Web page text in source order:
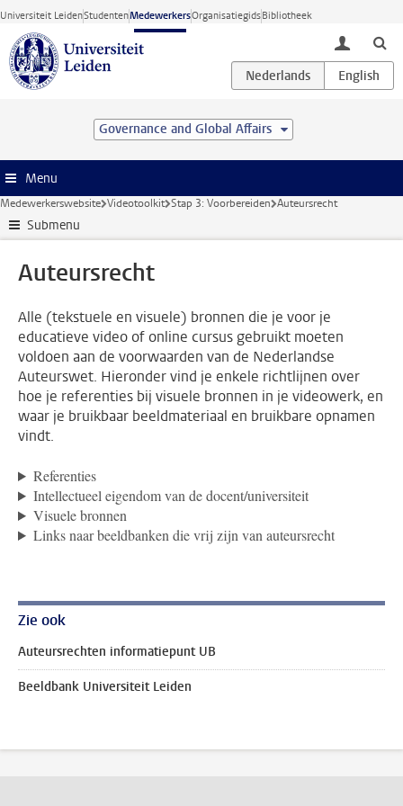
Ga direct naar de inhoud
Universiteit LeidenStudentenMedewerkersOrganisatiegidsBibliotheek
toggle
Governance and Global Affairs
Menu
Medewerkerswebsite Videotoolkit Stap 3: Voorbereiden Auteursrecht
Submenu
Auteursrecht
Alle (tekstuele en visuele) bronnen die je voor je
educatieve video of online cursus gebruikt moeten
voldoen aan de voorwaarden van de Nederlandse
Auteurswet. Hieronder vind je enkele richtlijnen over
hoe je referenties bij visuele bronnen in je videowerk, en
waar je bruikbaar beeldmateriaal en bruikbare opnamen
vindt.
Referenties
Intellectueel eigendom van de docent/universiteit
Visuele bronnen
Links naar beeldbanken die vrij zijn van auteursrecht
Zie ook
Auteursrechten informatiepunt UB
Beeldbank Universiteit Leiden